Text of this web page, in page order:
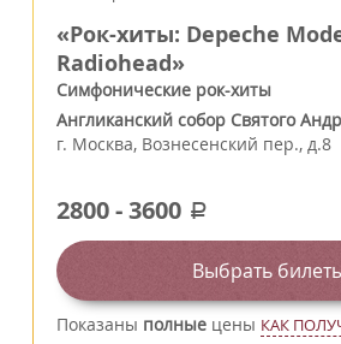
«Рок-хиты: Depeche
Radiohead»
Симфонические рок-хиты
Англиканский собор Святого
г. Москва, Вознесенский пер., д.8
2800-3600 a
Выбрать
Показаны полные цены КАК